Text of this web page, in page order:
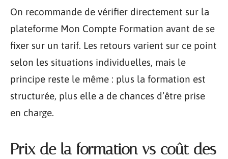
On recommande de vérifier directement sur la
plateforme Mon Compte Formation avant de se
fixer sur un tarif. Les retours varient sur ce point
selon les situations individuelles, mais le
principe reste le même : plus la formation est
structurée, plus elle a de chances d’être prise
en charge.
Prix de la formation vs coût des